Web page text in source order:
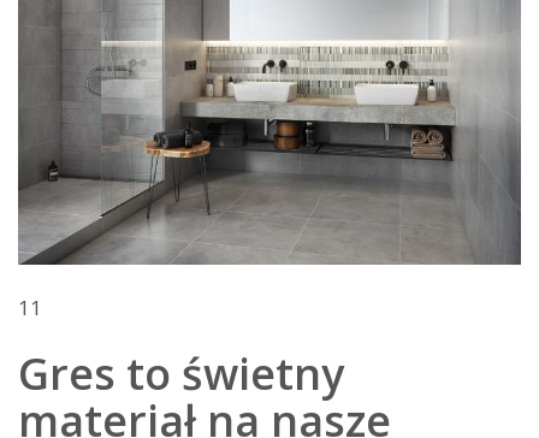
11
Gres to świetny
materiał na nasze